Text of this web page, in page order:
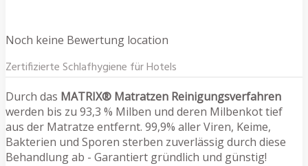
Noch keine Bewertung location
Zertifizierte Schlafhygiene für Hotels
Durch das MATRIX® Matratzen Reinigungsverfahren
werden bis zu 93,3 % Milben und deren Milbenkot tief
aus der Matratze entfernt. 99,9% aller Viren, Keime,
Bakterien und Sporen sterben zuverlässig durch diese
Behandlung ab - Garantiert gründlich und günstig!